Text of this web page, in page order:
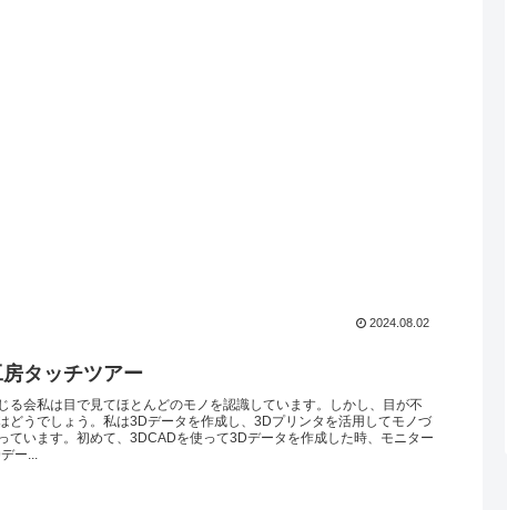
2024.08.02
タッチツアー
る会私は目で見てほとんどのモノを認識しています。しかし、目が不
どうでしょう。私は3Dデータを作成し、3Dプリンタを活用してモノづ
ています。初めて、3DCADを使って3Dデータを作成した時、モニター
ー...